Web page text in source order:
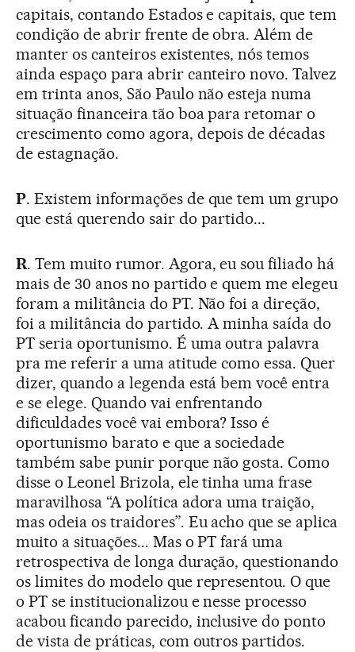
capitais, contando Estados e capitais, que tem
condição de abrir frente de obra. Além de
manter os canteiros existentes, nós temos
ainda espaço para abrir canteiro novo. Talvez
em trinta anos, São Paulo não esteja numa
situação financeira tão boa para retomar o
crescimento como agora, depois de décadas
de estagnação.
P. Existem informações de que tem um grupo
que está querendo sair do partido...
R. Tem muito rumor. Agora, eu sou filiado há
mais de 30 anos no partido e quem me elegeu
foram a militância do PT. Não foi a direção,
foi a militância do partido. A minha saída do
PT seria oportunismo. É uma outra palavra
pra me referir a uma atitude como essa. Quer
dizer, quando a legenda está bem você entra
e se elege. Quando vai enfrentando
dificuldades você vai embora? Isso é
oportunismo barato e que a sociedade
também sabe punir porque não gosta. Como
disse o Leonel Brizola, ele tinha uma frase
maravilhosa “A política adora uma traição,
mas odeia os traidores”. Eu acho que se aplica
muito a situações... Mas o PT fará uma
retrospectiva de longa duração, questionando
os limites do modelo que representou. O que
o PT se institucionalizou e nesse processo
acabou ficando parecido, inclusive do ponto
de vista de práticas, com outros partidos.